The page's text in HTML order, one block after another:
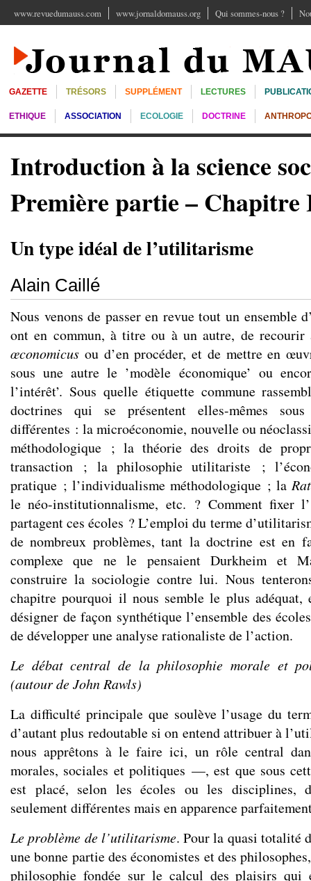
www.revuedumauss.com www.jornaldomauss.org Qui sommes-nous ?
GAZETTE TRÉSORS SUPPLÉMENT LECTURES
ETHIQUE ASSOCIATION ECOLOGIE DOCTRINE
Introduction à la science
Première partie –
Un type idéal de l’utilitarisme
Alain Caillé
Nous venons de passer en revue tout un ensemble
ont en commun, à titre ou à un autre, de recourir
œconomicus ou d’en procéder, et de mettre en
sous une autre le ’modèle économique’ ou
l’intérêt’. Sous quelle étiquette commune
doctrines qui se présentent elles-mêmes
différentes : la microéconomie, nouvelle ou
méthodologique ; la théorie des droits de
transaction ; la philosophie utilitariste ;
pratique ; l’individualisme méthodologique ; la
le néo-institutionnalisme, etc. ? Comment fixer
partagent ces écoles ? L’emploi du terme
de nombreux problèmes, tant la doctrine est en
complexe que ne le pensaient Durkheim et
construire la sociologie contre lui. Nous
chapitre pourquoi il nous semble le plus
désigner de façon synthétique l’ensemble des
de développer une analyse rationaliste de l’action.
Le débat central de la philosophie morale et
(autour de John Rawls)
La difficulté principale que soulève l’usage du
d’autant plus redoutable si on entend attribuer à
nous apprêtons à le faire ici, un rôle central
morales, sociales et politiques —, est que sous
est placé, selon les écoles ou les disciplines,
seulement différentes mais en apparence
Le problème de l’utilitarisme. Pour la quasi totalité
une bonne partie des économistes et des
philosophie fondée sur le calcul des plaisirs qui